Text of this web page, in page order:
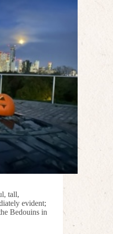
tall,
evident;
Bedouins in